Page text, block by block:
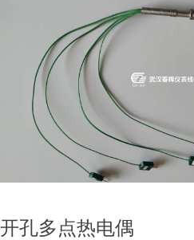
开孔多点热电偶